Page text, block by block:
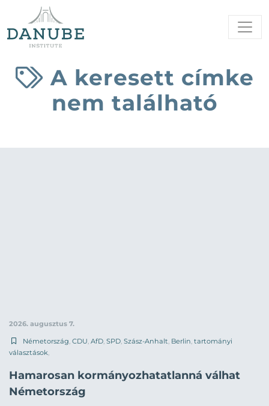
A keresett címke
nem található
2026. augusztus 7.
Németország CDU AfD SPD Szász-Anhalt Berlin tartományi
választások
Hamarosan kormányozhatatlanná válhat
Németország